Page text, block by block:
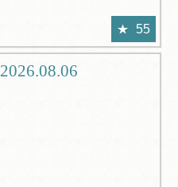
55
2026.08.06